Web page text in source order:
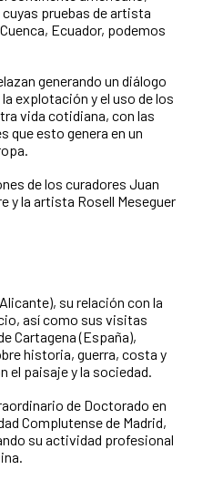
pruebas de artista
Ecuador, podemos
generando un diálogo
explotación y el uso de los
vida cotidiana, con las
que esto genera en un
de los curadores Juan
y la artista Rosell Meseguer
su relación con la
así como sus visitas
Cartagena (España),
historia, guerra, costa y
el paisaje y la sociedad.
de Doctorado en
Complutense de Madrid,
su actividad profesional